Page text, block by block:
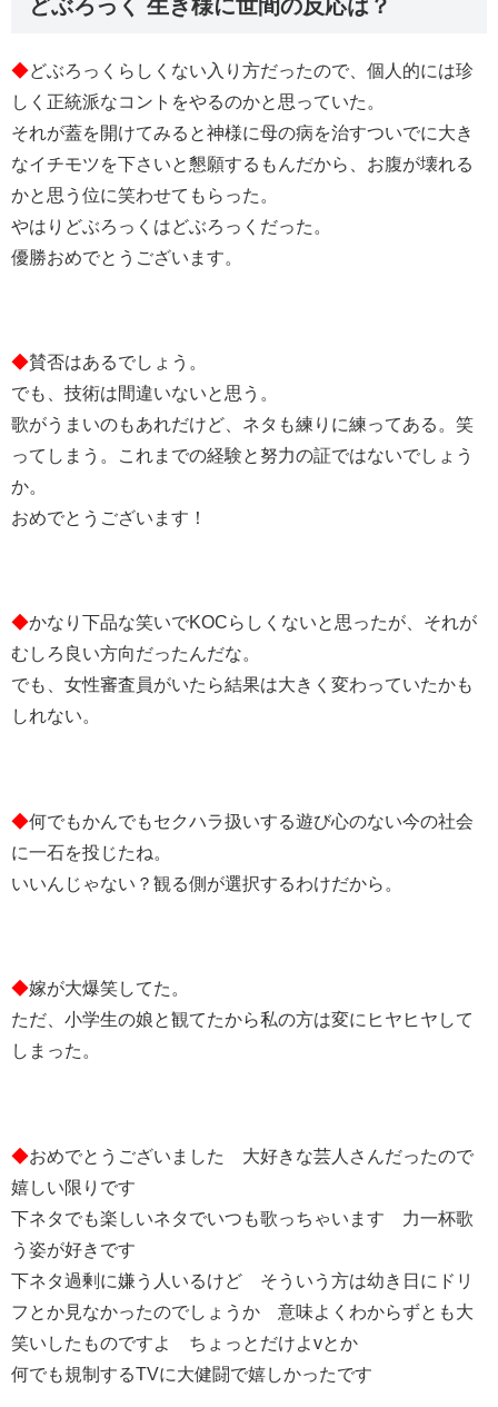
どぶろっく 生き様に世間の反応は？
◆どぶろっくらしくない入り方だったので、個人的には珍
しく正統派なコントをやるのかと思っていた。
それが蓋を開けてみると神様に母の病を治すついでに大き
なイチモツを下さいと懇願するもんだから、お腹が壊れる
かと思う位に笑わせてもらった。
やはりどぶろっくはどぶろっくだった。
優勝おめでとうございます。
◆賛否はあるでしょう。
でも、技術は間違いないと思う。
歌がうまいのもあれだけど、ネタも練りに練ってある。笑
ってしまう。これまでの経験と努力の証ではないでしょう
か。
おめでとうございます！
◆かなり下品な笑いでKOCらしくないと思ったが、それが
むしろ良い方向だったんだな。
でも、女性審査員がいたら結果は大きく変わっていたかも
しれない。
◆何でもかんでもセクハラ扱いする遊び心のない今の社会
に一石を投じたね。
いいんじゃない？観る側が選択するわけだから。
◆嫁が大爆笑してた。
ただ、小学生の娘と観てたから私の方は変にヒヤヒヤして
しまった。
◆おめでとうございました 大好きな芸人さんだったので
嬉しい限りです
下ネタでも楽しいネタでいつも歌っちゃいます 力一杯歌
う姿が好きです
下ネタ過剰に嫌う人いるけど そういう方は幼き日にドリ
フとか見なかったのでしょうか 意味よくわからずとも大
笑いしたものですよ ちょっとだけよvとか
何でも規制するTVに大健闘で嬉しかったです